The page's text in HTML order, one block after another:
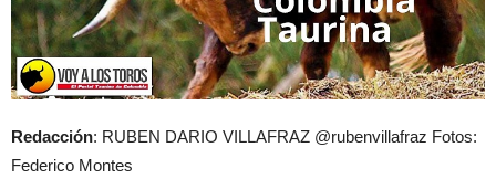
Redacción: RUBEN DARIO VILLAFRAZ @rubenvillafraz Fotos:
Federico Montes